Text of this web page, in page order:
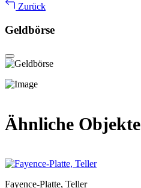
Zurück
Geldbörse
Ähnliche Objekte
Fayence-Platte, Teller